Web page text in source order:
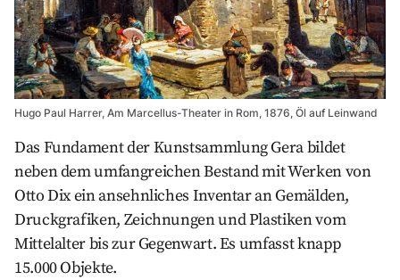
Hugo Paul Harrer, Am Marcellus-Theater in Rom, 1876, Öl auf Leinwand
Das Fundament der Kunstsammlung Gera bildet
neben dem umfangreichen Bestand mit Werken von
Otto Dix ein ansehnliches Inventar an Gemälden,
Druckgrafiken, Zeichnungen und Plastiken vom
Mittelalter bis zur Gegenwart. Es umfasst knapp
15.000 Objekte.